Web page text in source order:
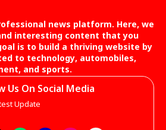
news platform. Here, we
interesting content that you
is to build a thriving website by
to technology, automobiles,
and sports.
Us On Social Media
Update